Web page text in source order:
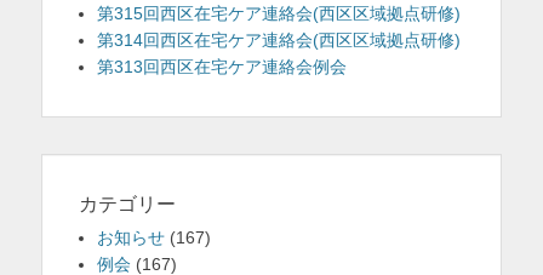
第315回西区在宅ケア連絡会(西区区域拠点研修)
第314回西区在宅ケア連絡会(西区区域拠点研修)
第313回西区在宅ケア連絡会例会
カテゴリー
お知らせ (167)
例会 (167)